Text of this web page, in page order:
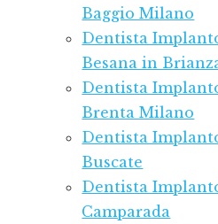
Baggio Milano
Dentista
Besana in
Dentista
Brenta Milano
Dentista
Buscate
Dentista
Camparada